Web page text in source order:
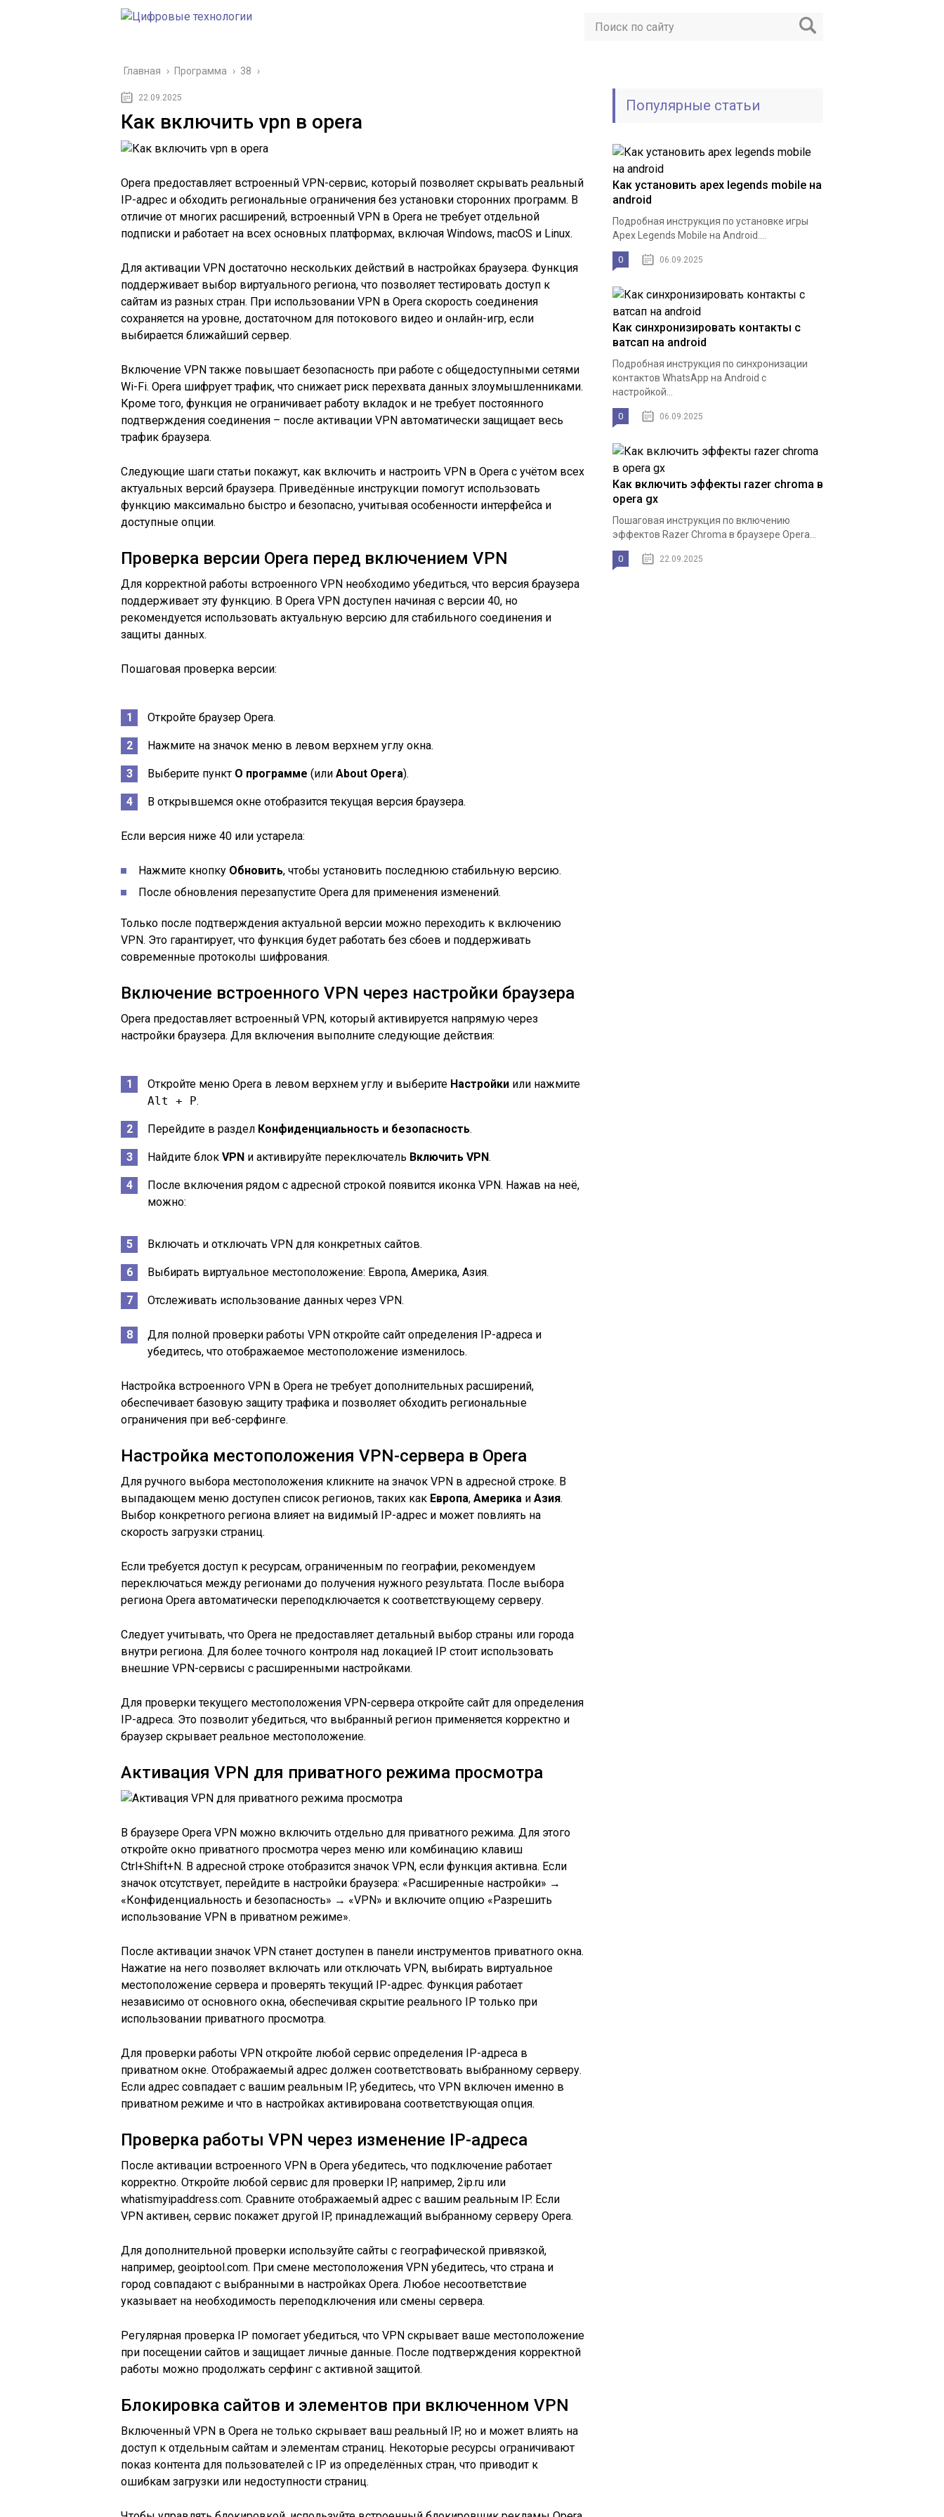
Главная › Программа › 38 ›
22.09.2025
Как включить vpn в opera
Opera предоставляет встроенный VPN-сервис, который позволяет скрывать реальный
IP-адрес и обходить региональные ограничения без установки сторонних программ. В
отличие от многих расширений, встроенный VPN в Opera не требует отдельной
подписки и работает на всех основных платформах, включая Windows, macOS и Linux.
Для активации VPN достаточно нескольких действий в настройках браузера. Функция
поддерживает выбор виртуального региона, что позволяет тестировать доступ к
сайтам из разных стран. При использовании VPN в Opera скорость соединения
сохраняется на уровне, достаточном для потокового видео и онлайн-игр, если
выбирается ближайший сервер.
Включение VPN также повышает безопасность при работе с общедоступными сетями
Wi-Fi. Opera шифрует трафик, что снижает риск перехвата данных злоумышленниками.
Кроме того, функция не ограничивает работу вкладок и не требует постоянного
подтверждения соединения – после активации VPN автоматически защищает весь
трафик браузера.
Следующие шаги статьи покажут, как включить и настроить VPN в Opera с учётом всех
актуальных версий браузера. Приведённые инструкции помогут использовать
функцию максимально быстро и безопасно, учитывая особенности интерфейса и
доступные опции.
Проверка версии Opera перед включением VPN
Для корректной работы встроенного VPN необходимо убедиться, что версия браузера
поддерживает эту функцию. В Opera VPN доступен начиная с версии 40, но
рекомендуется использовать актуальную версию для стабильного соединения и
защиты данных.
Пошаговая проверка версии:
Откройте браузер Opera.
Нажмите на значок меню в левом верхнем углу окна.
Выберите пункт О программе (или About Opera).
В открывшемся окне отобразится текущая версия браузера.
Если версия ниже 40 или устарела:
Нажмите кнопку Обновить, чтобы установить последнюю стабильную версию.
После обновления перезапустите Opera для применения изменений.
Только после подтверждения актуальной версии можно переходить к включению
VPN. Это гарантирует, что функция будет работать без сбоев и поддерживать
современные протоколы шифрования.
Включение встроенного VPN через настройки браузера
Opera предоставляет встроенный VPN, который активируется напрямую через
настройки браузера. Для включения выполните следующие действия:
Откройте меню Opera в левом верхнем углу и выберите Настройки или нажмите
Alt + P.
Перейдите в раздел Конфиденциальность и безопасность.
Найдите блок VPN и активируйте переключатель Включить VPN.
После включения рядом с адресной строкой появится иконка VPN. Нажав на неё,
можно:
Включать и отключать VPN для конкретных сайтов.
Выбирать виртуальное местоположение: Европа, Америка, Азия.
Отслеживать использование данных через VPN.
Для полной проверки работы VPN откройте сайт определения IP-адреса и
убедитесь, что отображаемое местоположение изменилось.
Настройка встроенного VPN в Opera не требует дополнительных расширений,
обеспечивает базовую защиту трафика и позволяет обходить региональные
ограничения при веб-серфинге.
Настройка местоположения VPN-сервера в Opera
Для ручного выбора местоположения кликните на значок VPN в адресной строке. В
выпадающем меню доступен список регионов, таких как Европа, Америка и Азия.
Выбор конкретного региона влияет на видимый IP-адрес и может повлиять на
скорость загрузки страниц.
Если требуется доступ к ресурсам, ограниченным по географии, рекомендуем
переключаться между регионами до получения нужного результата. После выбора
региона Opera автоматически переподключается к соответствующему серверу.
Следует учитывать, что Opera не предоставляет детальный выбор страны или города
внутри региона. Для более точного контроля над локацией IP стоит использовать
внешние VPN-сервисы с расширенными настройками.
Для проверки текущего местоположения VPN-сервера откройте сайт для определения
IP-адреса. Это позволит убедиться, что выбранный регион применяется корректно и
браузер скрывает реальное местоположение.
Активация VPN для приватного режима просмотра
В браузере Opera VPN можно включить отдельно для приватного режима. Для этого
откройте окно приватного просмотра через меню или комбинацию клавиш
Ctrl+Shift+N. В адресной строке отобразится значок VPN, если функция активна. Если
значок отсутствует, перейдите в настройки браузера: «Расширенные настройки» →
«Конфиденциальность и безопасность» → «VPN» и включите опцию «Разрешить
использование VPN в приватном режиме».
После активации значок VPN станет доступен в панели инструментов приватного окна.
Нажатие на него позволяет включать или отключать VPN, выбирать виртуальное
местоположение сервера и проверять текущий IP-адрес. Функция работает
независимо от основного окна, обеспечивая скрытие реального IP только при
использовании приватного просмотра.
Для проверки работы VPN откройте любой сервис определения IP-адреса в
приватном окне. Отображаемый адрес должен соответствовать выбранному серверу.
Если адрес совпадает с вашим реальным IP, убедитесь, что VPN включен именно в
приватном режиме и что в настройках активирована соответствующая опция.
Проверка работы VPN через изменение IP-адреса
После активации встроенного VPN в Opera убедитесь, что подключение работает
корректно. Откройте любой сервис для проверки IP, например, 2ip.ru или
whatismyipaddress.com. Сравните отображаемый адрес с вашим реальным IP. Если
VPN активен, сервис покажет другой IP, принадлежащий выбранному серверу Opera.
Для дополнительной проверки используйте сайты с географической привязкой,
например, geoiptool.com. При смене местоположения VPN убедитесь, что страна и
город совпадают с выбранными в настройках Opera. Любое несоответствие
указывает на необходимость переподключения или смены сервера.
Регулярная проверка IP помогает убедиться, что VPN скрывает ваше местоположение
при посещении сайтов и защищает личные данные. После подтверждения корректной
работы можно продолжать серфинг с активной защитой.
Блокировка сайтов и элементов при включенном VPN
Включенный VPN в Opera не только скрывает ваш реальный IP, но и может влиять на
доступ к отдельным сайтам и элементам страниц. Некоторые ресурсы ограничивают
показ контента для пользователей с IP из определённых стран, что приводит к
ошибкам загрузки или недоступности страниц.
Популярные статьи
Как установить apex legends mobile на
android
Подробная инструкция по установке игры
Apex Legends Mobile на Android....
0 06.09.2025
Как синхронизировать контакты с
ватсап на android
Подробная инструкция по синхронизации
контактов WhatsApp на Android с
настройкой...
0 06.09.2025
Как включить эффекты razer chroma в
opera gx
Пошаговая инструкция по включению
эффектов Razer Chroma в браузере Opera...
0 22.09.2025